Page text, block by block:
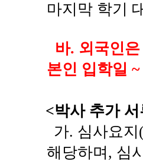
마지막 학기
바. 외국인
본인 입학일
<박사 추가 서
가. 심사요지
해당하며 , 심